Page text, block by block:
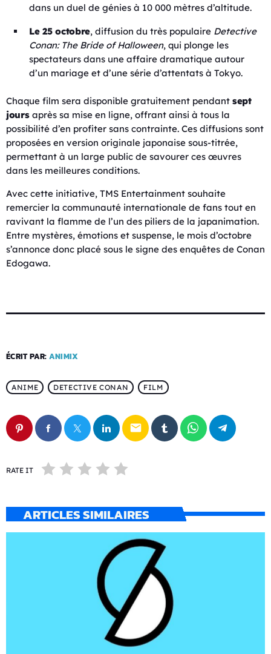
dans un duel de génies à 10 000 mètres d’altitude.
Le 25 octobre, diffusion du très populaire Detective
Conan: The Bride of Halloween, qui plonge les
spectateurs dans une affaire dramatique autour
d’un mariage et d’une série d’attentats à Tokyo.
Chaque film sera disponible gratuitement pendant sept
joursaprès sa mise en ligne, offrant ainsi à tous la
possibilité d’en profiter sans contrainte. Ces diffusions sont
proposées en version originale japonaise sous-titrée,
permettant à un large public de savourer ces œuvres
dans les meilleures conditions.
Avec cette initiative, TMS Entertainment souhaite
remercier la communauté internationale de fans tout en
ravivant la flamme de l’un des piliers de la japanimation.
Entre mystères, émotions et suspense, le mois d’octobre
s’annonce donc placé sous le signe des enquêtes de Conan
Edogawa.
ÉCRIT PAR: ANIMIX
ANIME DETECTIVE CONAN FILM
email
RATE IT
ARTICLES SIMILAIRES